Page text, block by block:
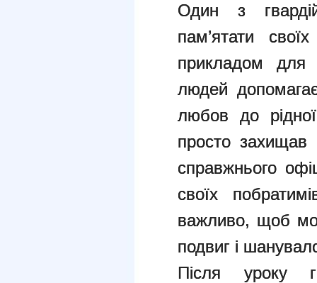
Один з
пам’ятати
прикладом для
людей
любов до
просто
справжнього
своїх
важливо, щоб
подвиг і
Після уроку